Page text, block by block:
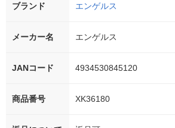
ブランド エンゲルス
メーカー名 エンゲルス
JANコード 4934530845120
商品番号 XK36180